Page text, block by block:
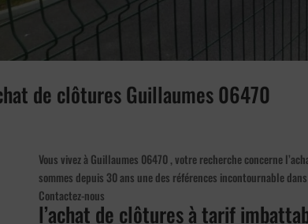
de clôtures Guillaumes 06470
Vous vivez à Guillaumes 06470 , votre recherche concerne
sommes depuis 30 ans une des références incontournable
Contactez-nous
l’achat de clôtures à tarif